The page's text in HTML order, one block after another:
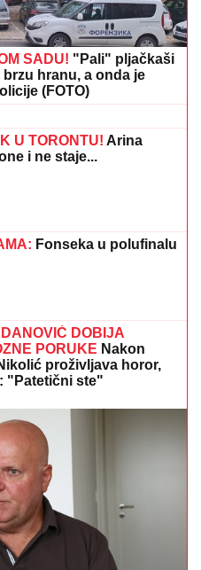
na ženi Sergeja
Narod se sprda nakon
"sapleo" i upao joj u
on batine, čim mu
zatvora"
JE DRUGA OSOBA!
NE IZLAZI, promene
oči (FOTO)
I MUŽA NAKON
zajedno u Budvi: Ivan sa
a evo kako pevačica
IMANJE NA KOSOVU I
Vasić pokazao deo
Sin Despot
Kosmetu
HANTER
o zdravstevnom
je bolno gledati"